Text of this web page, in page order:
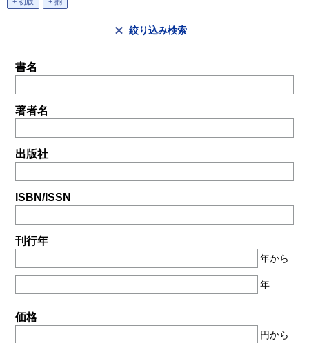
絞り込み検索
書名
著者名
出版社
ISBN/ISSN
刊行年
年から
年
価格
円から